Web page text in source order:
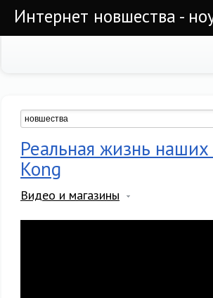
Интернет новшества -
Реальная жизнь
Kong
Видео и магазины